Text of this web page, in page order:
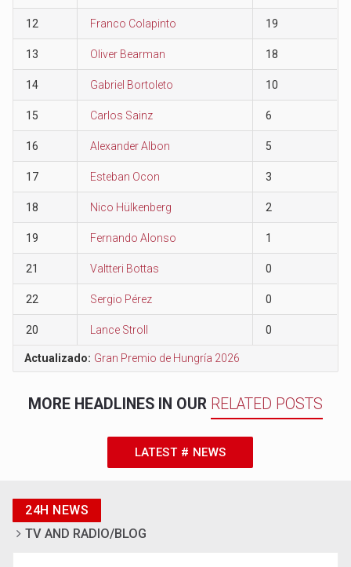
12 Franco Colapinto 19
13 Oliver Bearman 18
14 Gabriel Bortoleto 10
15 Carlos Sainz 6
16 Alexander Albon 5
17 Esteban Ocon 3
18 Nico Hülkenberg 2
19 Fernando Alonso 1
21 Valtteri Bottas 0
22 Sergio Pérez 0
20 Lance Stroll 0
Actualizado: Gran Premio de Hungría 2026
MORE HEADLINES IN OUR RELATED POSTS
LATEST # NEWS
24H NEWS
TV AND RADIO/BLOG